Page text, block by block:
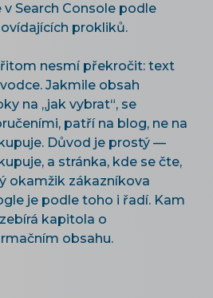
Search Console podle
prokliků.
nesmí překročit: text
Jakmile obsah
na „jak vybrat“, se
patří na blog, ne na
Důvod je prostý —
a stránka, kde se čte,
okamžik zákazníkova
je podle toho i řadí. Kam
kapitola o
obsahu.